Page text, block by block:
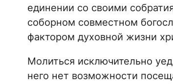
единении со своими
соборном совместном
фактором духовной жизни
Молиться исключительно
него нет возможности